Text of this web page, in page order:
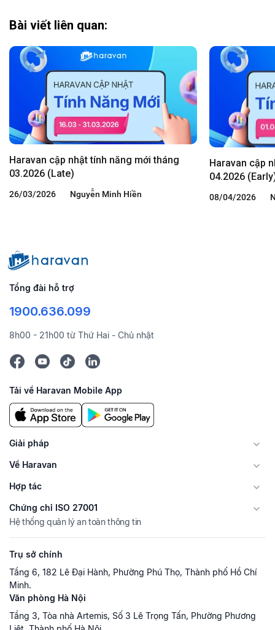
Bài viết liên quan:
Haravan cập nhật tính năng mới tháng
03.2026 (Late)
26/03/2026 Nguyễn Minh Hiền
Haravan cập
04.2026
08/04/2026
Tổng đài hỗ trợ
1900.636.099
8h00 - 21h00 từ Thứ Hai - Chủ nhật
Tải về Haravan Mobile App
Giải pháp
Về Haravan
Hợp tác
Chứng chỉ ISO 27001
Hệ thống quản lý an toàn thông tin
Trụ sở chính
Tầng 6, 182 Lê Đại Hành, Phường Phú Thọ, Thành phố Hồ Chí
Minh.
Văn phòng Hà Nội
Tầng 3, Tòa nhà Artemis, Số 3 Lê Trọng Tấn, Phường Phương